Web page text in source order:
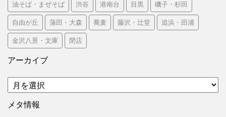
油そば・まぜそば 渋谷 港南台 目黒 磯子・杉田
自由が丘 蒲田・大森 蕎麦 藤沢・辻堂 追浜・田浦
金沢八景・文庫 閉店
アーカイブ
ア
ー
カ
メタ情報